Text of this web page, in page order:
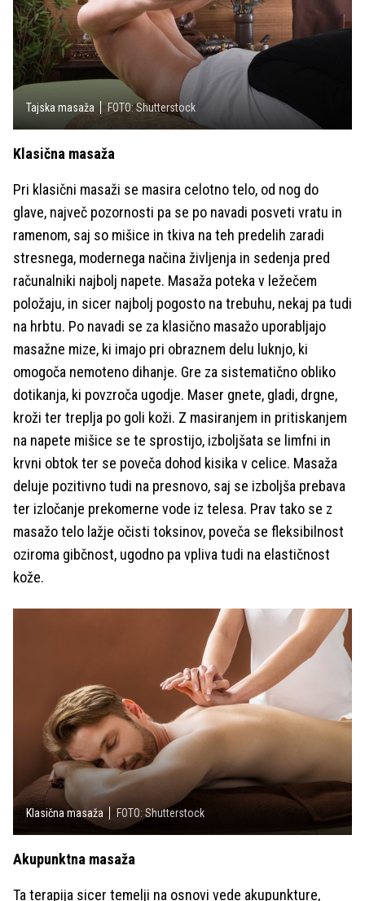
Tajska masaža FOTO: Shutterstock
Klasična masaža
Pri klasični masaži se masira celotno telo, od nog do
glave, največ pozornosti pa se po navadi posveti vratu in
ramenom, saj so mišice in tkiva na teh predelih zaradi
stresnega, modernega načina življenja in sedenja pred
računalniki najbolj napete. Masaža poteka v ležečem
položaju, in sicer najbolj pogosto na trebuhu, nekaj pa tudi
na hrbtu. Po navadi se za klasično masažo uporabljajo
masažne mize, ki imajo pri obraznem delu luknjo, ki
omogoča nemoteno dihanje. Gre za sistematično obliko
dotikanja, ki povzroča ugodje. Maser gnete, gladi, drgne,
kroži ter treplja po goli koži. Z masiranjem in pritiskanjem
na napete mišice se te sprostijo, izboljšata se limfni in
krvni obtok ter se poveča dohod kisika v celice. Masaža
deluje pozitivno tudi na presnovo, saj se izboljša prebava
ter izločanje prekomerne vode iz telesa. Prav tako se z
masažo telo lažje očisti toksinov, poveča se fleksibilnost
oziroma gibčnost, ugodno pa vpliva tudi na elastičnost
kože.
Klasična masaža FOTO: Shutterstock
Akupunktna masaža
Ta terapija sicer temelji na osnovi vede akupunkture,